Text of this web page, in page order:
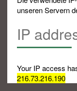
unseren Servern
IP
Your IP access
216.73.216.190